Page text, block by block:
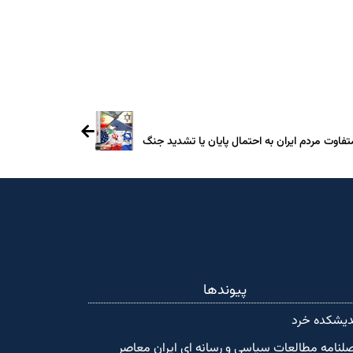
مردم ایران به احتمال پایان یا تشدید جنگ
پیوندها
خرد
مطالعات سیاسی و رسانه ای ایران معاصر